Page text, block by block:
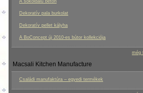
A sokoldalú beton
Dekoratív pala burkolat
Dekoratív pellet kályha
A BoConcept új 2010-es bútor kollekciója
még
Macsali Kitchen Manufacture
Családi manufaktúra – egyedi termékek